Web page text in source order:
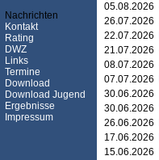
Nachrichten
Kontakt
Rating
DWZ
Links
Termine
Download
Download Jugend
Ergebnisse
Impressum
05.08.2026
26.07.2026
22.07.2026
21.07.2026
08.07.2026
07.07.2026
30.06.2026
30.06.2026
26.06.2026
17.06.2026
15.06.2026